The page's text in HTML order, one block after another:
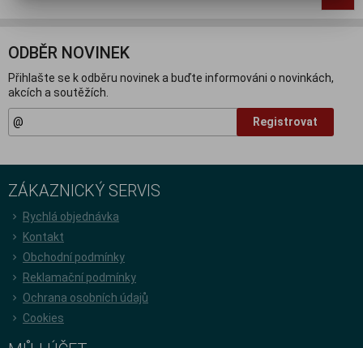
ODBĚR NOVINEK
Přihlašte se k odběru novinek a buďte informováni o novinkách,
akcích a soutěžích.
Registrovat
ZÁKAZNICKÝ SERVIS
Rychlá objednávka
Kontakt
Obchodní podmínky
Reklamační podmínky
Ochrana osobních údajů
Cookies